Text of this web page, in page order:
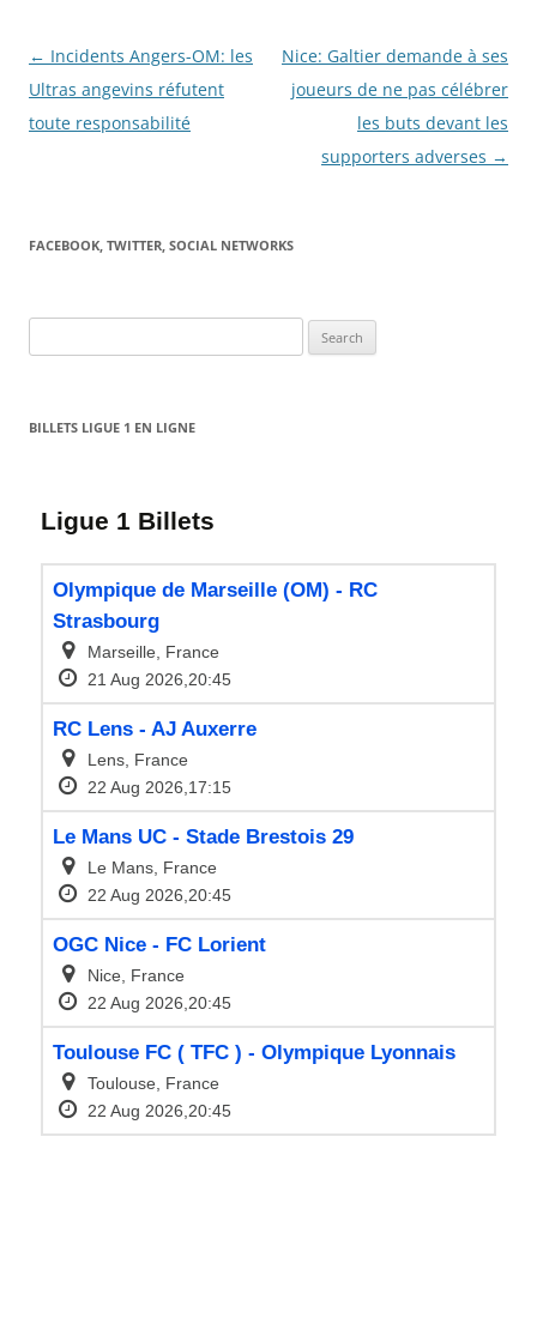
Post
navigation
← Incidents Angers-OM: les
Ultras angevins réfutent
toute responsabilité
Nice: Galtier demande à ses
joueurs de ne pas célébrer
les buts devant les
supporters adverses →
FACEBOOK, TWITTER, SOCIAL NETWORKS
for:
BILLETS LIGUE 1 EN LIGNE